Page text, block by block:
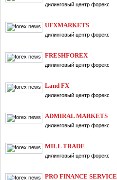
дилинговый центр форекс
UFXMARKETS
дилинговый центр форекс
FRESHFOREX
дилинговый центр форекс
Land FX
дилинговый центр форекс
ADMIRAL MARKETS
дилинговый центр форекс
MILL TRADE
дилинговый центр форекс
PRO FINANCE SERVICE